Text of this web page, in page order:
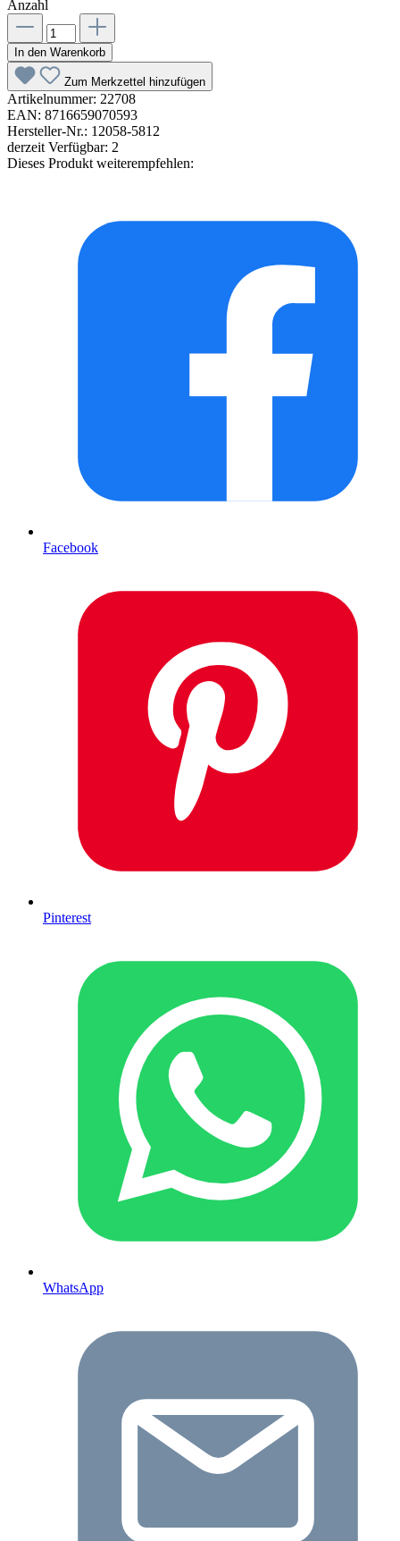
Anzahl
In den Warenkorb
Zum Merkzettel hinzufügen
Artikelnummer: 22708
EAN: 8716659070593
Hersteller-Nr.: 12058-5812
derzeit Verfügbar: 2
Dieses Produkt weiterempfehlen:
Facebook
Pinterest
WhatsApp